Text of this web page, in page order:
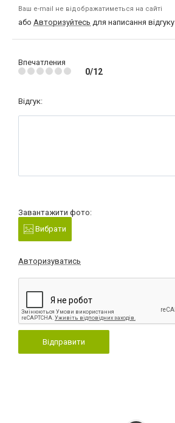
Ваш e-mail не відображатиметься на сайті
або Авторизуйтесь для написання відгуку
Впечатления
0/12
Відгук:
Завантажити фото:
Вибрати
Авторизуватись
Відправити